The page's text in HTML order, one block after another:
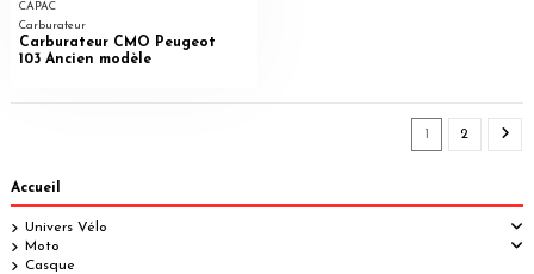
CAPAC
Carburateur
Carburateur CMO Peugeot
103 Ancien modèle
1 2
Accueil
Univers Vélo
Moto
Casque